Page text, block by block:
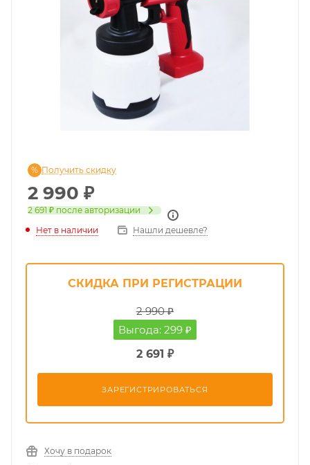
2 990 ₽
2 691 ₽ после авторизации
Получить скидку
Нет в наличии Нашли дешевле?
СКИДКА ПРИ РЕГИСТРАЦИИ
2 990 ₽
Выгода: 299 ₽
2 691 ₽
ЗАРЕГИСТРИРОВАТЬСЯ
Хочу в подарок